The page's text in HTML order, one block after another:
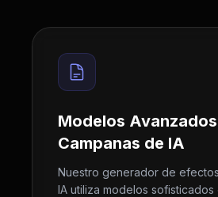
Modelos
Campanas de IA
Nuestro generador de
IA utiliza modelos